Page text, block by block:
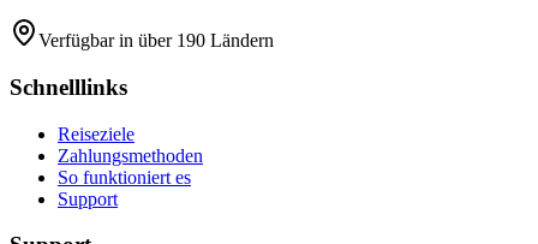
Verfügbar in über 190 Ländern
Schnelllinks
Reiseziele
Zahlungsmethoden
So funktioniert es
Support